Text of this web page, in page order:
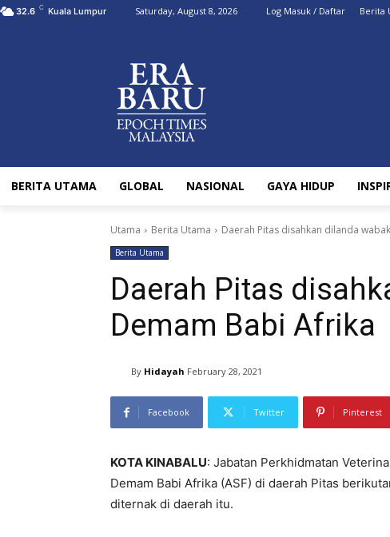
32.6 C Kuala Lumpur Saturday, August 8, 2026 Log Masuk / Daftar Berita
BERITA UTAMA GLOBAL NASIONAL GAYA HIDUP
Utama Berita Utama Daerah Pitas disahkan dilanda
Berita Utama
Daerah Pitas
Demam Babi Afrika
By Hidayah February 28, 2021
Facebook Twitter Pinterest
KOTA KINABALU: Jabatan Perkhidmatan
Demam Babi Afrika (ASF) di daerah Pitas
diternak di daerah itu.